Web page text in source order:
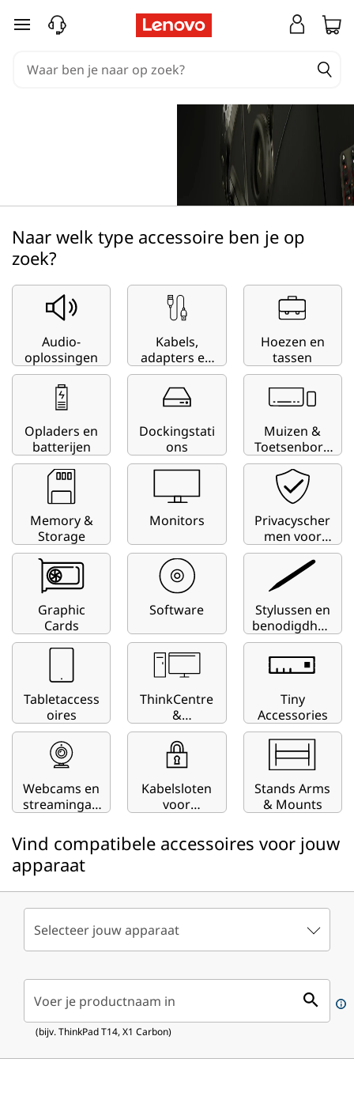
C
b
F
d
Ga naar de hoofdinhoud
Naar welk type accessoire ben je op
zoek?
Audio-
oplossingen
Kabels,
adapters en
hubs
Hoezen en
tassen
Opladers en
batterijen
Dockingstati
ons
Muizen &
Toetsenbord
en
Memory &
Storage
Monitors
Privacyscher
men voor
laptop en
beeldscherm
Graphic
Cards
Software
Stylussen en
benodigdhed
en
Tabletaccess
oires
ThinkCentre
&
ThinkStation
Tiny
Accessories
Webcams en
streamingap
Kabelsloten
voor
Stands Arms
& Mounts
Vind compatibele accessoires voor jouw
apparaat
Selecteer jouw apparaat
Voer je productnaam in
(bijv. ThinkPad T14, X1 Carbon)